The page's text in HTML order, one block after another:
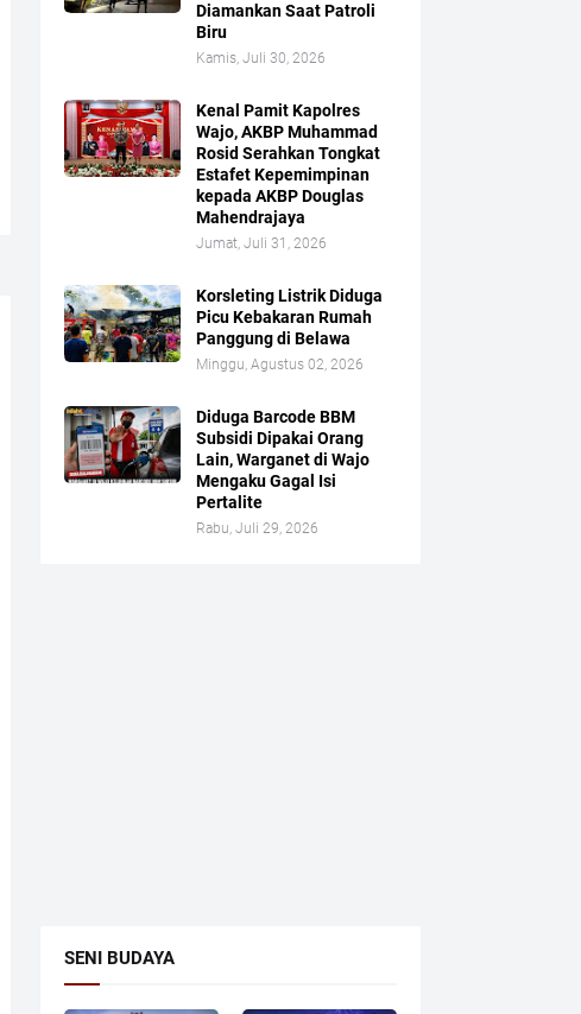
Diamankan Saat Patroli
Biru
Kamis, Juli 30, 2026
Kenal Pamit Kapolres
Wajo, AKBP Muhammad
Rosid Serahkan Tongkat
Estafet Kepemimpinan
kepada AKBP Douglas
Mahendrajaya
Jumat, Juli 31, 2026
Korsleting Listrik Diduga
Picu Kebakaran Rumah
Panggung di Belawa
Minggu, Agustus 02, 2026
Diduga Barcode BBM
Subsidi Dipakai Orang
Lain, Warganet di Wajo
Mengaku Gagal Isi
Pertalite
Rabu, Juli 29, 2026
SENI BUDAYA